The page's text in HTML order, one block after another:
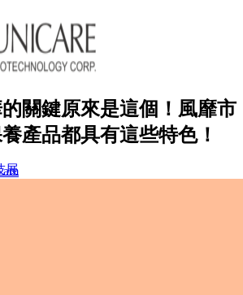
展
關鍵原來是這個！風靡市
產品都具有這些特色！
am